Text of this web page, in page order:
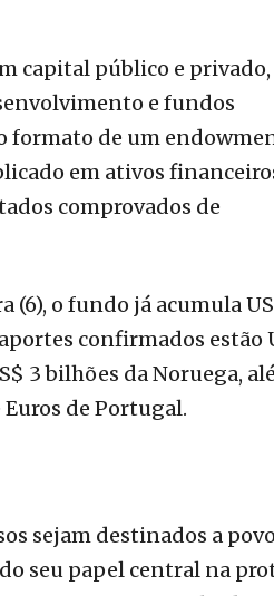
capital público e privado,
e fundos
formato de um
em ativos
comprovados de
o fundo já acumula
confirmados estão
3 bilhões da Noruega,
de Portugal.
sejam destinados a
seu papel central na